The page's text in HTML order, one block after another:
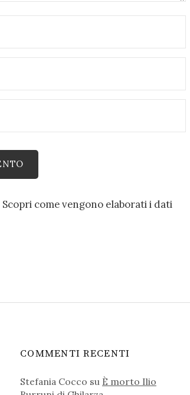
Scopri come vengono elaborati i dati
COMMENTI RECENTI
Stefania Cocco su È morto Ilio